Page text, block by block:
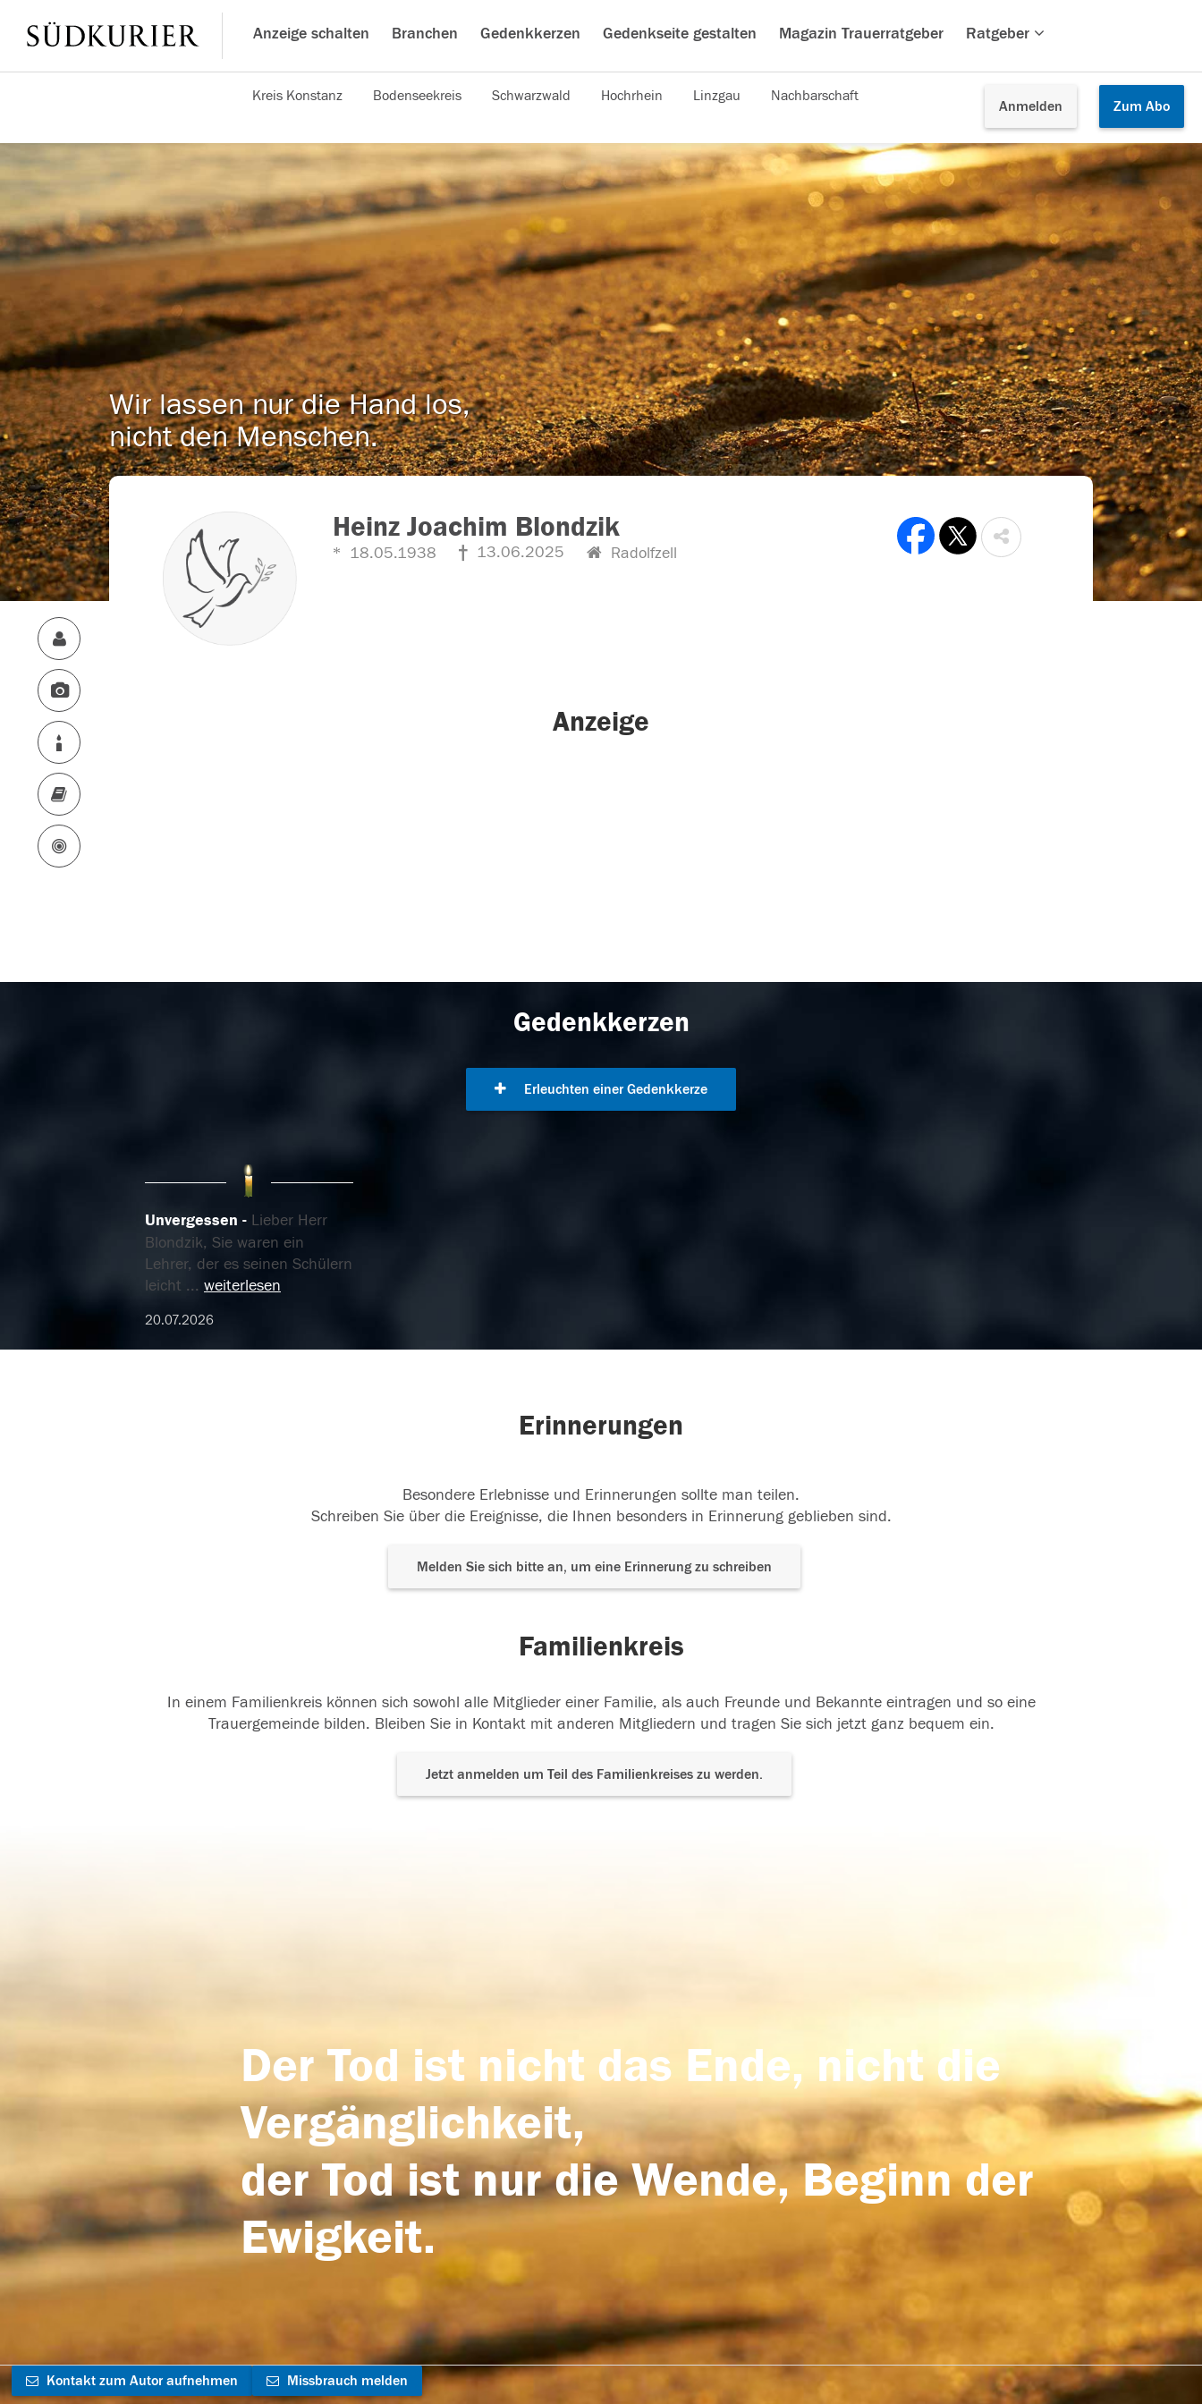
Anzeige schalten Branchen Gedenkkerzen Gedenkseite gestalten Magazin Trauerratgeber Ratgeber
Anmelden Zum Abo
Kreis Konstanz Bodenseekreis Schwarzwald Hochrhein Linzgau Nachbarschaft
Wir lassen nur die Hand los,
nicht den Menschen.
Heinz Joachim Blondzik
18.05.1938 13.06.2025 Radolfzell
Anzeige
Gedenkkerzen
Erleuchten einer Gedenkkerze
Unvergessen
Lieber Herr
Blondzik, Sie waren ein
Lehrer, der es seinen Schülern
leicht ... weiterlesen
20.07.2026
Erinnerungen
Besondere Erlebnisse und Erinnerungen sollte man teilen.
Schreiben Sie über die Ereignisse, die Ihnen besonders in Erinnerung geblieben sind.
Melden Sie sich bitte an, um eine Erinnerung zu schreiben
Familienkreis
In einem Familienkreis können sich sowohl alle Mitglieder einer Familie, als auch Freunde und Bekannte eintragen und so eine
Trauergemeinde bilden. Bleiben Sie in Kontakt mit anderen Mitgliedern und tragen Sie sich jetzt ganz bequem ein.
Jetzt anmelden um Teil des Familienkreises zu werden.
Der Tod ist nicht das Ende, nicht die
Vergänglichkeit,
der Tod ist nur die Wende, Beginn der
Ewigkeit.
Kontakt zum Autor aufnehmen Missbrauch melden